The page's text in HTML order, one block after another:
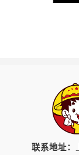
联系地址：